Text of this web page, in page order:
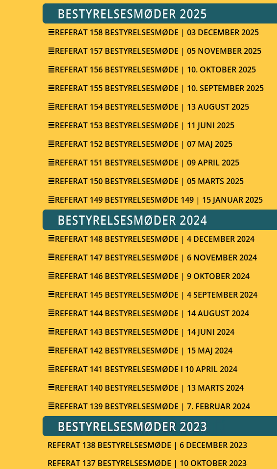
REFERAT 158 BESTYRELSESMØDE | 03 DECEMBER 2025
REFERAT 157 BESTYRELSESMØDE | 05 NOVEMBER 2025
REFERAT 156 BESTYRELSESMØDE | 10. OKTOBER 2025
REFERAT 155 BESTYRELSESMØDE | 10. SEPTEMBER 2025
REFERAT 154 BESTYRELSESMØDE | 13 AUGUST 2025
REFERAT 153 BESTYRELSESMØDE | 11 JUNI 2025
REFERAT 152 BESTYRELSESMØDE | 07 MAJ 2025
REFERAT 151 BESTYRELSESMØDE | 09 APRIL 2025
REFERAT 150 BESTYRELSESMØDE | 05 MARTS 2025
REFERAT 149 BESTYRELSESMØDE 149 | 15 JANUAR 2025
REFERAT 148 BESTYRELSESMØDE | 4 DECEMBER 2024
REFERAT 147 BESTYRELSESMØDE | 6 NOVEMBER 2024
REFERAT 146 BESTYRELSESMØDE | 9 OKTOBER 2024
REFERAT 145 BESTYRELSESMØDE | 4 SEPTEMBER 2024
REFERAT 144 BESTYRELSESMØDE | 14 AUGUST 2024
REFERAT 143 BESTYRELSESMØDE | 14 JUNI 2024
REFERAT 142 BESTYRELSESMØDE | 15 MAJ 2024
REFERAT 141 BESTYRELSESMØDE I 10 APRIL 2024
REFERAT 140 BESTYRELSESMØDE | 13 MARTS 2024
REFERAT 139 BESTYRELSESMØDE | 7. FEBRUAR 2024
REFERAT 138 BESTYRELSESMØDE | 6 DECEMBER 2023
REFERAT 137 BESTYRELSESMØDE | 10 OKTOBER 2023